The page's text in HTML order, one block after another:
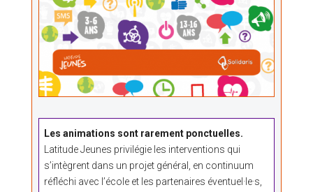
Les animations sont rarement ponctuelles.
Latitude Jeunes privilégie les interventions qui
s’intègrent dans un projet général, en continuum
réfléchi avec l’école et les partenaires éventuel·le·s,